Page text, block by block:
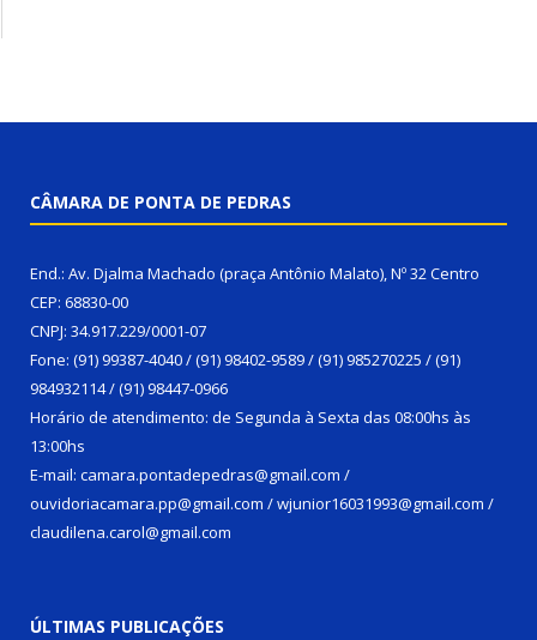
CÂMARA DE PONTA DE PEDRAS
End.: Av. Djalma Machado (praça Antônio Malato), Nº 32 Centro
CEP: 68830-00
CNPJ: 34.917.229/0001-07
Fone: (91) 99387-4040 / (91) 98402-9589 / (91) 985270225 / (91)
984932114 / (91) 98447-0966
Horário de atendimento: de Segunda à Sexta das 08:00hs às
13:00hs
E-mail: camara.pontadepedras@gmail.com /
ouvidoriacamara.pp@gmail.com / wjunior16031993@gmail.com /
claudilena.carol@gmail.com
ÚLTIMAS PUBLICAÇÕES